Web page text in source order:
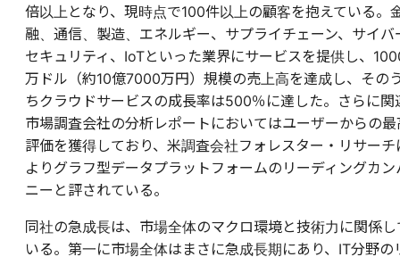
倍以上となり、現時点で100件以上の顧客を抱えている。
融、通信、製造、エネルギー、サプライチェーン、サイバ
セキュリティ、IoTといった業界にサービスを提供し、
万ドル（約10億7000万円）規模の売上高を達成し、その
ちクラウドサービスの成長率は500％に達した。さらに関
市場調査会社の分析レポートにおいてはユーザーからの最
評価を獲得しており、米調査会社フォレスター・リサーチ
よりグラフ型データプラットフォームのリーディングカン
ニーと評されている。
同社の急成長は、市場全体のマクロ環境と技術力に関係し
いる。第一に市場全体はまさに急成長期にあり、IT分野の